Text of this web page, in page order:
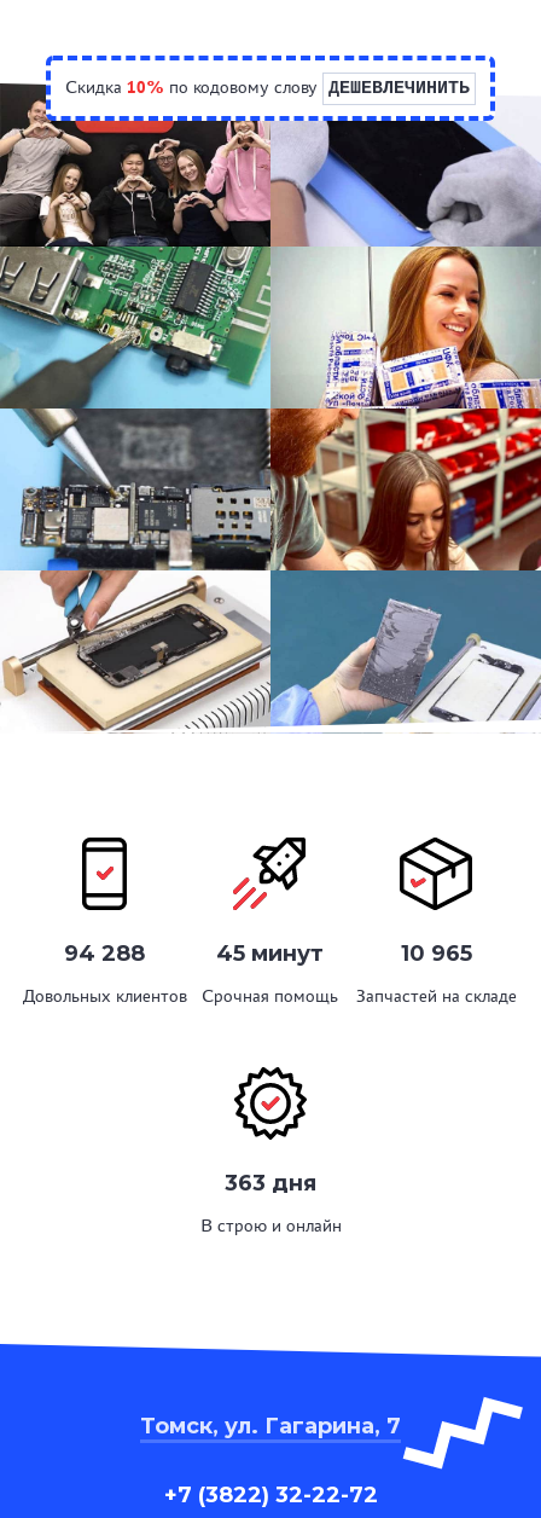
Скидка 10% по кодовому слову ДЕШЕВЛЕЧИНИТЬ
94 288
Довольных клиентов
45 минут
Срочная помощь
10 965
Запчастей на складе
363 дня
В строю и онлайн
Томск, ул. Гагарина, 7
+7 (3822) 32-22-72